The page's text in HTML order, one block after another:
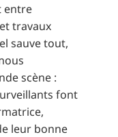
entre
travaux
sauve tout,
scène :
font
leur bonne